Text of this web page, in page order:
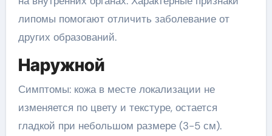
липомы помогают отличить заболевание от
других образований.
Наружной
Симптомы: кожа в месте локализации не
изменяется по цвету и текстуре, остается
гладкой при небольшом размере (3-5 см).